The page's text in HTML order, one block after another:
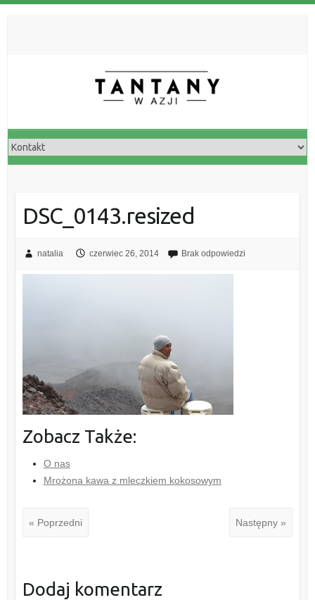
DSC_0143.resized
natalia czerwiec 26, 2014 Brak odpowiedzi
Zobacz Także:
O nas
Mrożona kawa z mleczkiem kokosowym
« Poprzedni Następny »
Dodaj komentarz